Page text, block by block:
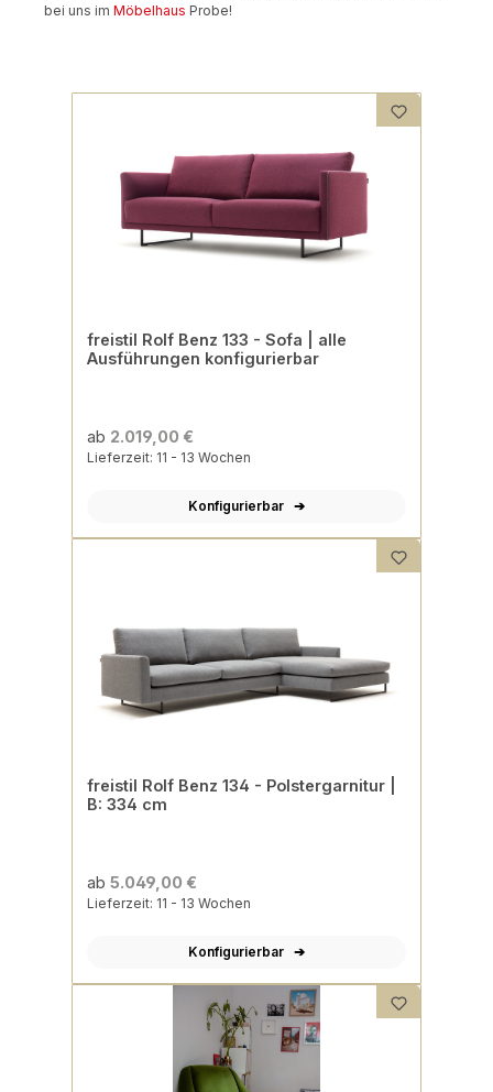
bei uns im Möbelhaus Probe!
freistil Rolf Benz 133 - Sofa | alle
Ausführungen konfigurierbar
ab 2.019,00 €
Lieferzeit: 11 - 13 Wochen
Konfigurierbar
freistil Rolf Benz 134 - Polstergarnitur |
B: 334 cm
ab 5.049,00 €
Lieferzeit: 11 - 13 Wochen
Konfigurierbar